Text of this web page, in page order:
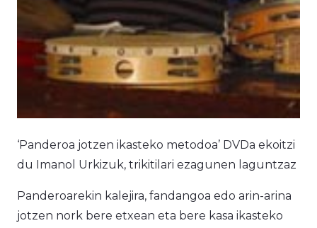
‘Panderoa jotzen ikasteko metodoa’ DVDa ekoitzi
du Imanol Urkizuk, trikitilari ezagunen laguntzaz
Panderoarekin kalejira, fandangoa edo arin-arina
jotzen nork bere etxean eta bere kasa ikasteko